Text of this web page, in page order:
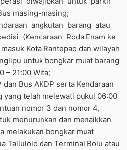
masing-masing;
angkutan barang atau
(Kendaraan Roda Enam ke
masuk Kota Rantepao dan wilayah
untuk bongkar muat barang
– 21:00 Wita;
dan Bus AKDP serta Kendaraan
yang telah melewati pukul 06:00
nomor 3 dan nomor 4,
menurunkan dan menaikkan
melakukan bongkar muat
Tallulolo dan Terminal Bolu atau